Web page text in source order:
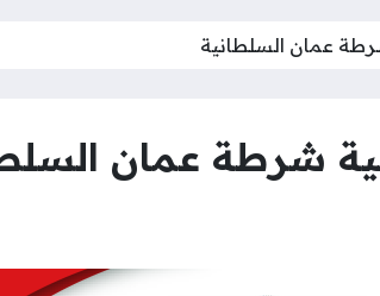
عمان السلطانية
شرطة عمان